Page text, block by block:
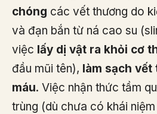
chóng các vết thương do
và đạn bắn từ ná cao su
việc lấy dị vật ra khỏi cơ
đầu mũi tên), làm sạch vết
máu. Việc nhận thức tầm
trùng (dù chưa có khái